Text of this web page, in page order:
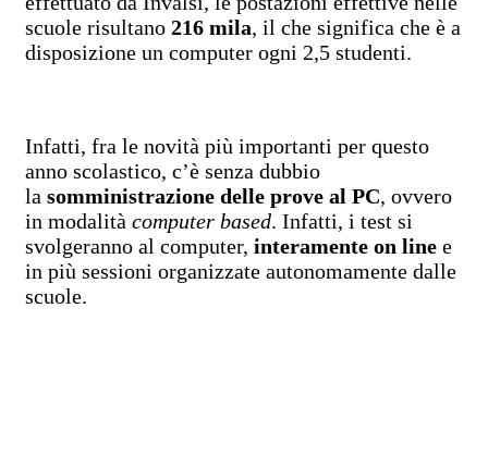
scuole risultano 216 mila, il che significa che è a
disposizione un computer ogni 2,5 studenti.
Infatti, fra le novità più importanti per questo
anno scolastico, c’è senza dubbio
la somministrazione delle prove al PC, ovvero
in modalità computer based. Infatti, i test si
svolgeranno al computer, interamente on line e
in più sessioni organizzate autonomamente dalle
scuole.